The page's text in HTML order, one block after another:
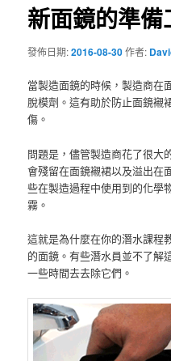
新面鏡的準備
發佈日期:2016-08-30作者:
當製造面鏡的時候，製造商在
脫模劑。這有助於防止面鏡襯
傷。
問題是，儘管製造商花了很大
會殘留在面鏡襯裙以及溢出在
些在製造過程中使用到的化學
霧。
這就是為什麼在你的潛水課程
的面鏡。有些潛水員並不了解
一些時間去去除它們。